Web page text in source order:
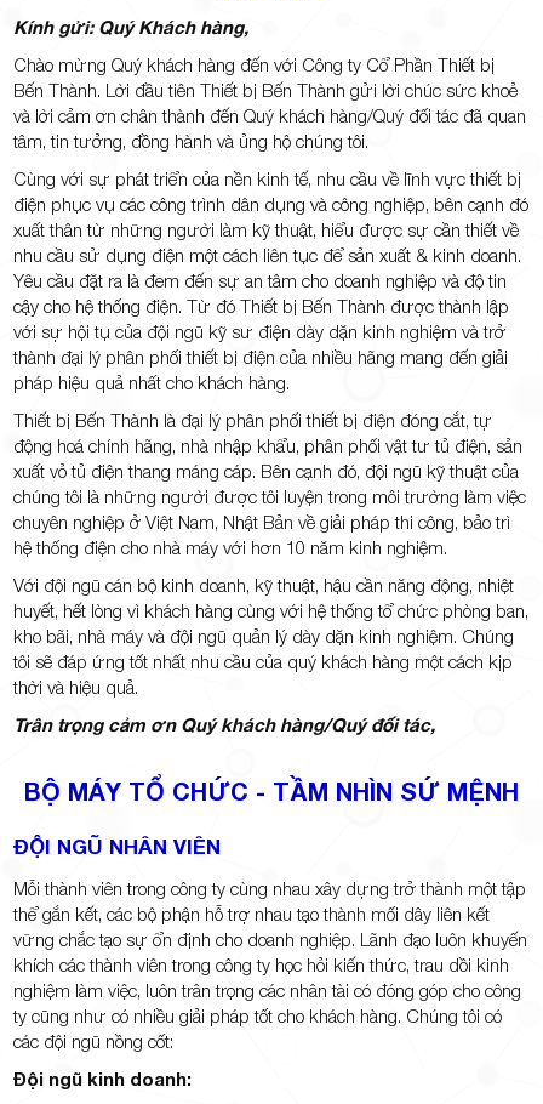
Hiệp Phú,
TP.Thủ
Đức,
TP.HCM
Kính gửi: Quý Khách hàng,
Chào mừng Quý khách hàng đến với Công ty Cổ Phần Thiết bị
Bến Thành. Lời đầu tiên Thiết bị Bến Thành gửi lời chúc sức khoẻ
và lời cảm ơn chân thành đến Quý khách hàng/Quý đối tác đã quan
tâm, tin tưởng, đồng hành và ủng hộ chúng tôi.
Cùng với sự phát triển của nền kinh tế, nhu cầu về lĩnh vực thiết bị
điện phục vụ các công trình dân dụng và công nghiệp, bên cạnh đó
xuất thân từ những người làm kỹ thuật, hiểu được sự cần thiết về
nhu cầu sử dụng điện một cách liên tục để sản xuất & kinh doanh.
Yêu cầu đặt ra là đem đến sự an tâm cho doanh nghiệp và độ tin
cậy cho hệ thống điện. Từ đó Thiết bị Bến Thành được thành lập
với sự hội tụ của đội ngũ kỹ sư điện dày dặn kinh nghiệm và trở
thành đại lý phân phối thiết bị điện của nhiều hãng mang đến giải
pháp hiệu quả nhất cho khách hàng.
Thiết bị Bến Thành là đại lý phân phối thiết bị điện đóng cắt, tự
động hoá chính hãng, nhà nhập khẩu, phân phối vật tư tủ điện, sản
xuất vỏ tủ điện thang máng cáp. Bên cạnh đó, đội ngũ kỹ thuật của
chúng tôi là những người được tôi luyện trong môi trường làm việc
chuyên nghiệp ở Việt Nam, Nhật Bản về giải pháp thi công, bảo trì
hệ thống điện cho nhà máy với hơn 10 năm kinh nghiệm.
Với đội ngũ cán bộ kinh doanh, kỹ thuật, hậu cần năng động, nhiệt
huyết, hết lòng vì khách hàng cùng với hệ thống tổ chức phòng ban,
kho bãi, nhà máy và đội ngũ quản lý dày dặn kinh nghiệm. Chúng
tôi sẽ đáp ứng tốt nhất nhu cầu của quý khách hàng một cách kịp
thời và hiệu quả.
Trân trọng cảm ơn Quý khách hàng/Quý đối tác,
BỘ MÁY TỔ CHỨC - TẦM NHÌN SỨ MỆNH
ĐỘI NGŨ NHÂN VIÊN
Mỗi thành viên trong công ty cùng nhau xây dựng trở thành một tập
thể gắn kết, các bộ phận hỗ trợ nhau tạo thành mối dây liên kết
vững chắc tạo sự ổn định cho doanh nghiệp. Lãnh đạo luôn khuyến
khích các thành viên trong công ty học hỏi kiến thức, trau dồi kinh
nghiệm làm việc, luôn trân trọng các nhân tài có đóng góp cho công
ty cũng như có nhiều giải pháp tốt cho khách hàng. Chúng tôi có
các đội ngũ nồng cốt:
Đội ngũ kinh doanh: